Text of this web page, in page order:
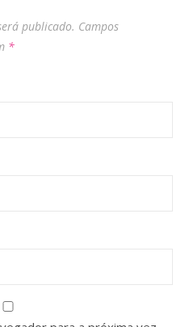
publicado. Campos
*